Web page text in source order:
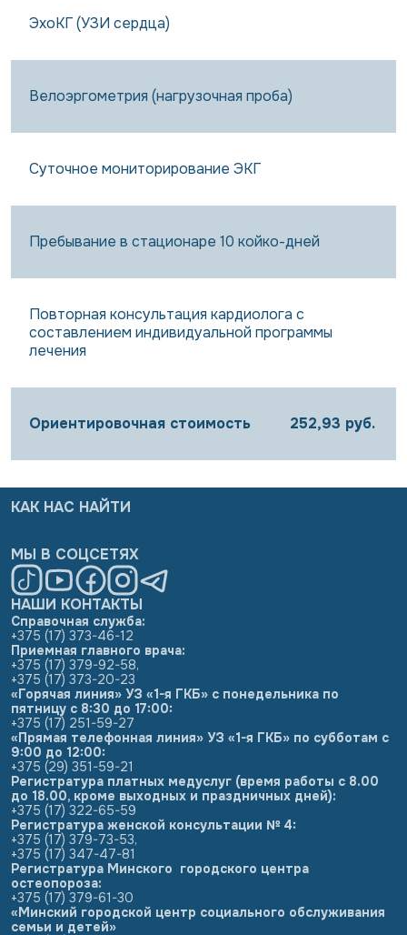
ЭхоКГ (УЗИ сердца)
Велоэргометрия (нагрузочная проба)
Суточное мониторирование ЭКГ
Пребывание в стационаре 10 койко-дней
Повторная консультация кардиолога с
составлением индивидуальной программы
лечения
Ориентировочная стоимость 252,93 руб.
НАШИ КОНТАКТЫ
Справочная служба:
+375 (17) 373-46-12
Приемная главного врача:
+375 (17) 379-92-58,
+375 (17) 373-20-23
«Горячая линия» УЗ «1-я ГКБ» с понедельника по
пятницу с 8:30 до 17:00:
+375 (17) 251-59-27
«Прямая телефонная линия» УЗ «1-я ГКБ» по субботам с
9:00 до 12:00:
+375 (29) 351-59-21
Регистратура платных медуслуг (время работы с 8.00
до 18.00, кроме выходных и праздничных дней):
+375 (17) 322-65-59
Регистратура женской консультации № 4:
+375 (17) 379-73-53,
+375 (17) 347-47-81
Регистратура Минского городского центра
остеопороза:
+375 (17) 379-61-30
«Минский городской центр социального обслуживания
семьи и детей»
КАК НАС НАЙТИ
МЫ В СОЦСЕТЯХ